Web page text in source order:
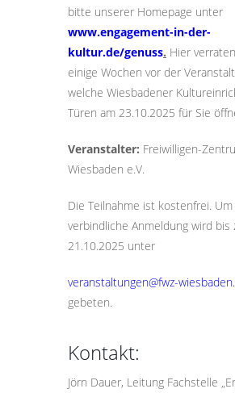
bitte unserer Homepage unter
www.engagement-in-der-
kultur.de/genuss. Hier
einige Wochen vor der
welche Wiesbadener
Türen am 23.10.2025 für Sie
Veranstalter: Freiwilligen-
Wiesbaden e.V.
Die Teilnahme ist kostenfrei.
verbindliche Anmeldung wird bis
21.10.2025 unter
veranstaltungen@fwz-
gebeten.
Kontakt:
Jörn Dauer, Leitung Fachstelle